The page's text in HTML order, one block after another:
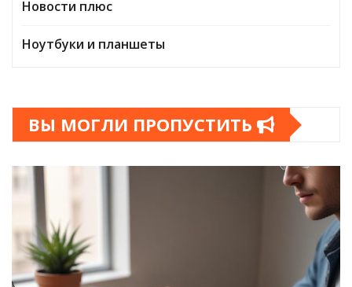
Новости плюс
Ноутбуки и планшеты
ВЫ МОГЛИ ПРОПУСТИТЬ